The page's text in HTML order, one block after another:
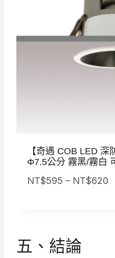
$
6
5
0
【奇遇 COB LED
Φ7.5公分 霧黑/霧白
NT$595 – NT$620價
五、結論